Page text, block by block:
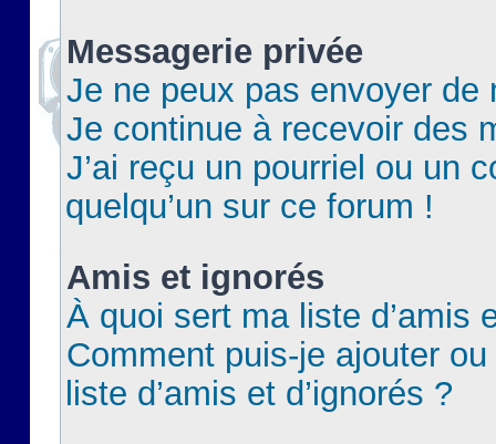
Messagerie privée
Je ne peux pas envoyer de
Je continue à recevoir des
J’ai reçu un pourriel ou un
quelqu’un sur ce forum !
Amis et ignorés
À quoi sert ma liste d’amis
Comment puis-je ajouter
liste d’amis et d’ignorés ?